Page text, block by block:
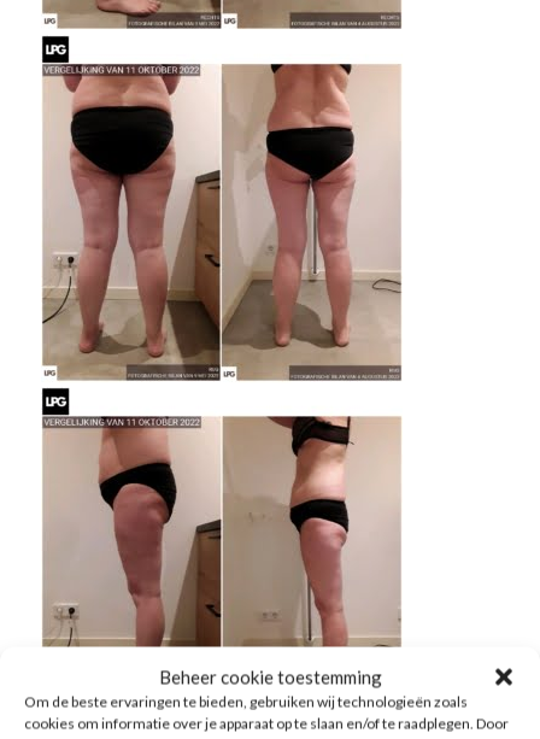
Beheer cookie toestemming
Om de beste ervaringen te bieden, gebruiken wij technologieën zoals
cookies om informatie over je apparaat op te slaan en/of te raadplegen. Door